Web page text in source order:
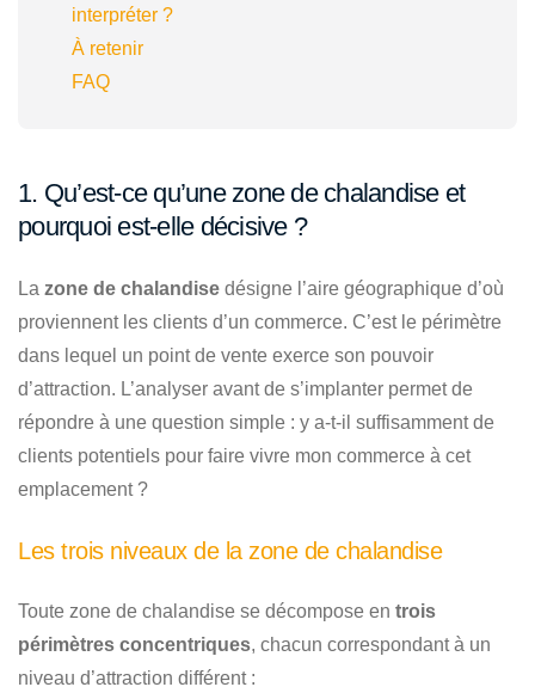
interpréter ?
À retenir
FAQ
1. Qu’est-ce qu’une zone de chalandise et
pourquoi est-elle décisive ?
La zone de chalandise désigne l’aire géographique d’où
proviennent les clients d’un commerce. C’est le périmètre
dans lequel un point de vente exerce son pouvoir
d’attraction. L’analyser avant de s’implanter permet de
répondre à une question simple : y a-t-il suffisamment de
clients potentiels pour faire vivre mon commerce à cet
emplacement ?
Les trois niveaux de la zone de chalandise
Toute zone de chalandise se décompose en trois
périmètres concentriques, chacun correspondant à un
niveau d’attraction différent :